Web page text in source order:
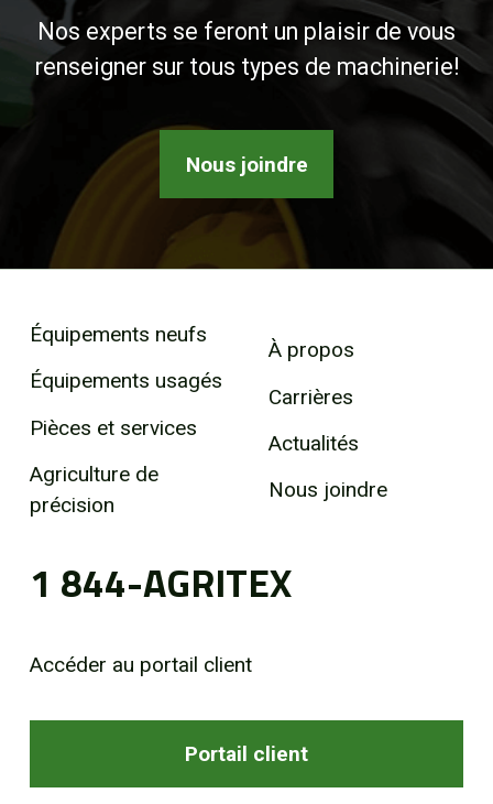
Nos experts se feront un plaisir de vous
renseigner sur tous types de machinerie!
Nous joindre
Équipements neufs
Équipements usagés
Pièces et services
Agriculture de
précision
À propos
Carrières
Actualités
Nous joindre
1 844-AGRITEX
Accéder au portail client
Portail client